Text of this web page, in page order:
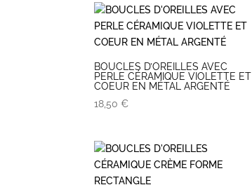
BOUCLES D’OREILLES AVEC
PERLE CÉRAMIQUE VIOLETTE ET
COEUR EN MÉTAL ARGENTÉ
18,50€